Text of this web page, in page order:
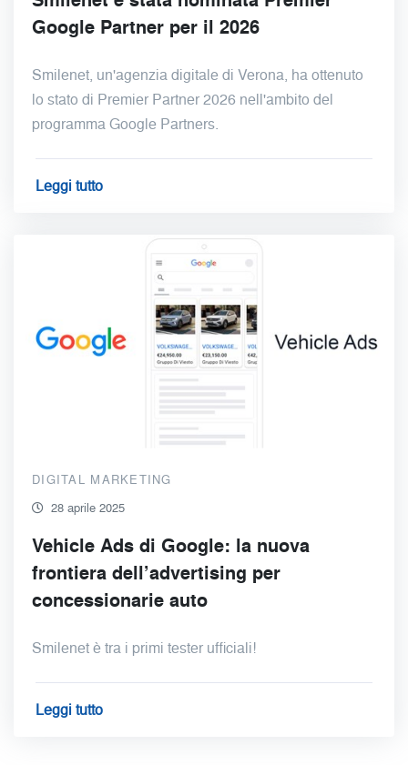
Google Partner per il 2026
Smilenet, un'agenzia digitale di Verona, ha ottenuto
lo stato di Premier Partner 2026 nell'ambito del
programma Google Partners.
Leggi tutto
DIGITAL MARKETING
28 aprile 2025
Vehicle Ads di Google: la nuova
frontiera dell’advertising per
concessionarie auto
Smilenet è tra i primi tester ufficiali!
Leggi tutto